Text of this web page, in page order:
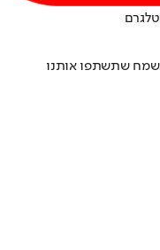
שתשתפו אותנו